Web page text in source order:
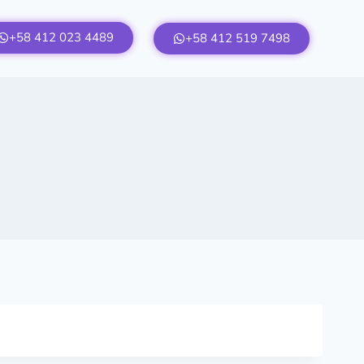
+58 412 023 4489 +58 412 519 7498